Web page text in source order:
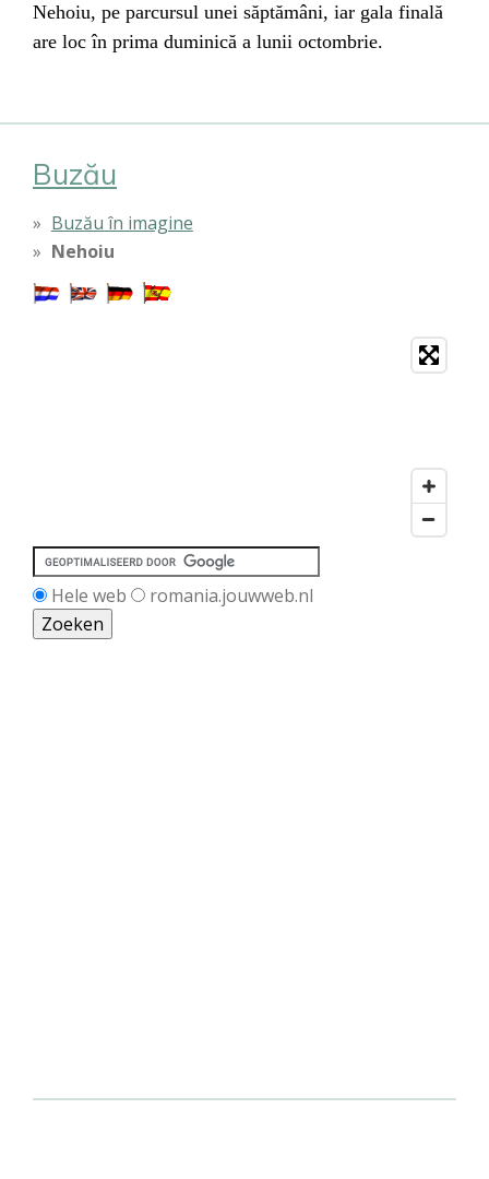
Nehoiu, pe parcursul unei săptămâni, iar gala finală
are loc în prima duminică a lunii octombrie.
Buzău
Buzău în imagine
Nehoiu
Hele web romania.jouwweb.nl